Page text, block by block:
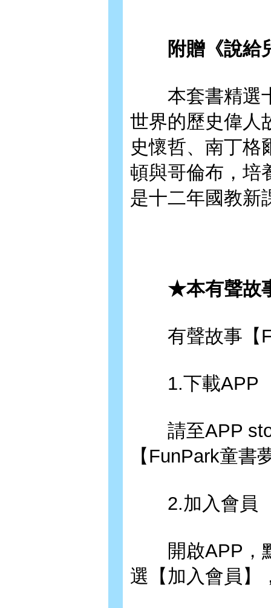
附贈《說給兒
本套書精選十
世界的歷史偉人
史懷哲、南丁格
頓與哥倫布，培
是十二年國教新
★本有聲故事
有聲故事【
1.下載APP
請至APP
【FunPark童書
2.加入會員
開啟APP，點
選【加入會員】